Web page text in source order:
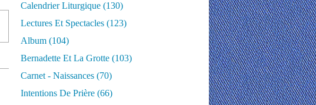
Calendrier Liturgique (130)
Lectures Et Spectacles (123)
Album (104)
Bernadette Et La Grotte (103)
Carnet - Naissances (70)
Intentions De Prière (66)